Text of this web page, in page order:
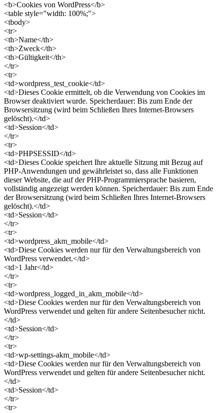
<b>Cookies von WordPress</b>
<table style="width: 100%;">
<tbody>
<tr>
<th>Name</th>
<th>Zweck</th>
<th>Gültigkeit</th>
</tr>
<tr>
<td>wordpress_test_cookie</td>
<td>Dieses Cookie ermittelt, ob die Verwendung von Cookies im
Browser deaktiviert wurde. Speicherdauer: Bis zum Ende der
Browsersitzung (wird beim Schließen Ihres Internet-Browsers
gelöscht).</td>
<td>Session</td>
</tr>
<tr>
<td>PHPSESSID</td>
<td>Dieses Cookie speichert Ihre aktuelle Sitzung mit Bezug auf
PHP-Anwendungen und gewährleistet so, dass alle Funktionen
dieser Website, die auf der PHP-Programmiersprache basieren,
vollständig angezeigt werden können. Speicherdauer: Bis zum Ende
der Browsersitzung (wird beim Schließen Ihres Internet-Browsers
gelöscht).</td>
<td>Session</td>
</tr>
<tr>
<td>wordpress_akm_mobile</td>
<td>Diese Cookies werden nur für den Verwaltungsbereich von
WordPress verwendet.</td>
<td>1 Jahr</td>
</tr>
<tr>
<td>wordpress_logged_in_akm_mobile</td>
<td>Diese Cookies werden nur für den Verwaltungsbereich von
WordPress verwendet und gelten für andere Seitenbesucher nicht.
</td>
<td>Session</td>
</tr>
<tr>
<td>wp-settings-akm_mobile</td>
<td>Diese Cookies werden nur für den Verwaltungsbereich von
WordPress verwendet und gelten für andere Seitenbesucher nicht.
</td>
<td>Session</td>
</tr>
<tr>